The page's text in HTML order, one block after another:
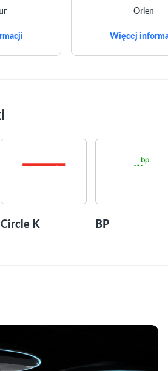
Orlen
Więcej
Circle K BP